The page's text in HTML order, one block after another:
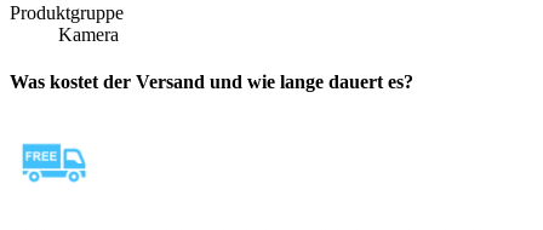
Produktgruppe
Kamera
Was kostet der Versand und wie lange dauert es?